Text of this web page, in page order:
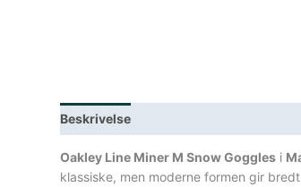
Beskrivelse
Oakley Line Miner M Snow Goggles i
klassiske, men moderne formen gir